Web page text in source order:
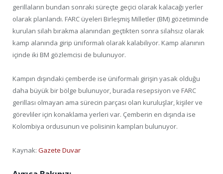
gerillaların bundan sonraki süreçte geçici olarak kalacağı yerler
olarak planlandı. FARC üyeleri Birleşmiş Milletler (BM) gözetiminde
kurulan silah bırakma alanından geçtikten sonra silahsız olarak
kamp alanında girip üniformalı olarak kalabiliyor. Kamp alanının
içinde iki BM gözlemcisi de bulunuyor.
Kampın dışındaki çemberde ise üniformalı girişin yasak olduğu
daha büyük bir bölge bulunuyor, burada resepsiyon ve FARC
gerillası olmayan ama sürecin parçası olan kuruluşlar, kişiler ve
görevliler için konaklama yerleri var. Çemberin en dışında ise
Kolombiya ordusunun ve polisinin kampları bulunuyor.
Kaynak: Gazete Duvar